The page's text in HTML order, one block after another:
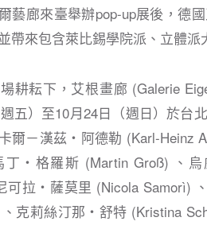
藝廊來臺舉辦pop-up展後，德
帶來包含萊比錫學院派、立體
耕耘下，艾根畫廊 (Galerie
五）⾄10⽉24⽇（週日）於台
爾－漢茲・阿德勒 (Karl-Heinz
・格羅斯 (Martin Groß) 、
可拉・薩莫⾥ (Nicola Samorì)
克莉絲汀那・舒特 (Kristina